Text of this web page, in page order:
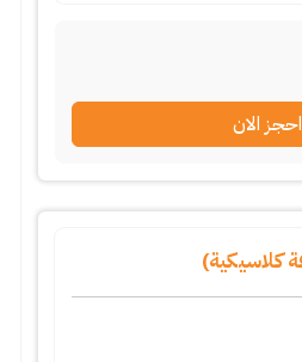
احجز الان
كلاسيكية)